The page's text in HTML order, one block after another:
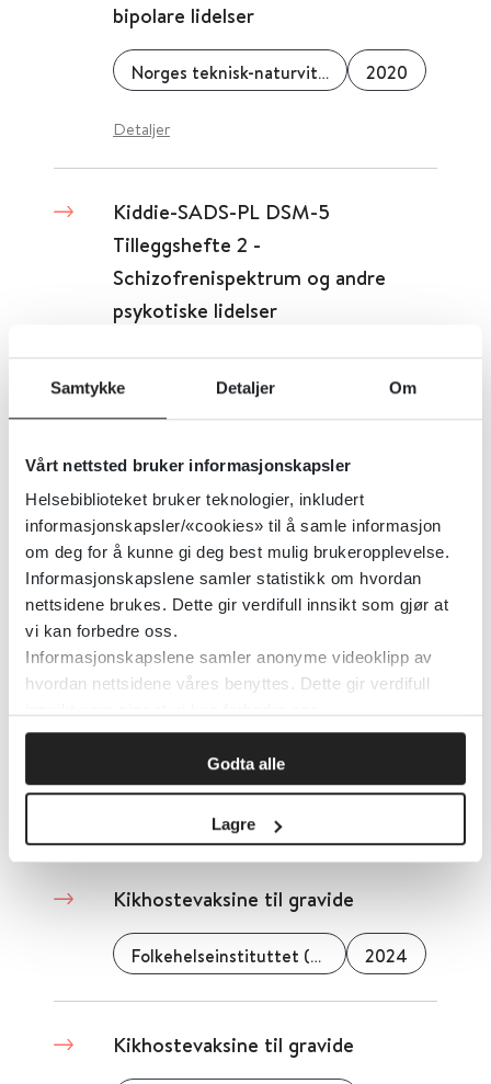
Samtykke Detaljer Om
Vårt nettsted bruker informasjonskapsler
Helsebiblioteket bruker teknologier, inkludert
informasjonskapsler/«cookies» til å samle informasjon
om deg for å kunne gi deg best mulig brukeropplevelse.
Informasjonskapslene samler statistikk om hvordan
nettsidene brukes. Dette gir verdifull innsikt som gjør at
vi kan forbedre oss.
Informasjonskapslene samler anonyme videoklipp av
hvordan nettsidene våres benyttes. Dette gir verdifull
Godta alle
Lagre
bipolare lidelser
Norges teknisk-naturvitenskaplige universitet (NTNU) 2020
Detaljer
Kiddie-SADS-PL DSM-5
Tilleggshefte 2 -
Schizofrenispektrum og andre
psykotiske lidelser
Detaljer
Kidney Transplantation, NEJM
The New England Journal of Medicine
Detaljer
Kikhoste (pertussis)
Folkehelseinstituttet (FHI)
Kikhostevaksine til gravide
Folkehelseinstituttet (FHI) 2024
Kikhostevaksine til gravide